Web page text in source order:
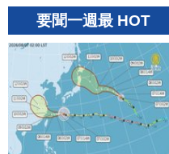
要聞一週最 HOT